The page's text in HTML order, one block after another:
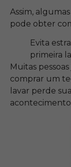
Assim,
pode obter
Evita
primeira
Muitas
comprar um
lavar perde